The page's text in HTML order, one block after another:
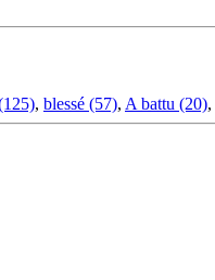
, blessé (57), A battu (20),